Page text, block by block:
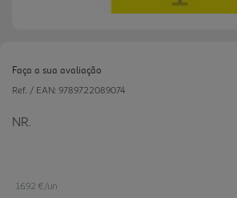
Faça a sua avaliação
Ref. / EAN: 9789722089074
NR.
16.92 €/un